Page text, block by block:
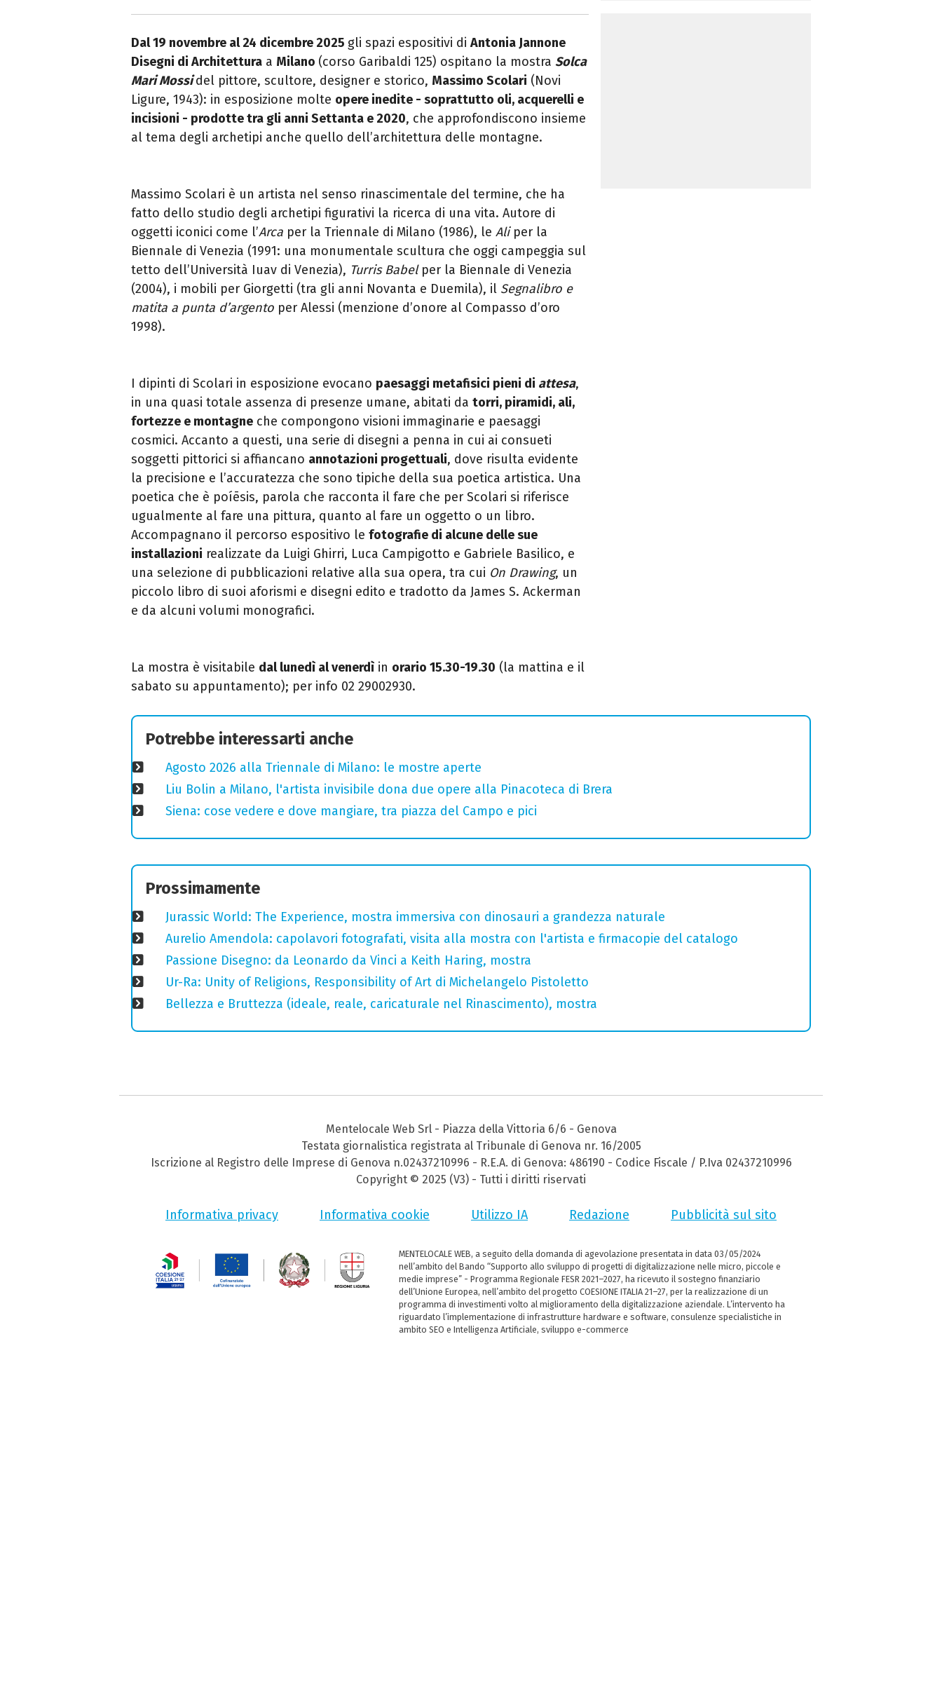
Dal 19 novembre al 24 dicembre 2025 gli spazi espositivi di Antonia Jannone
Disegni di Architettura a Milano (corso Garibaldi 125) ospitano la mostra Solca
Mari Mossidel pittore, scultore, designer e storico, Massimo Scolari (Novi
Ligure, 1943): in esposizione molte opere inedite - soprattutto oli, acquerelli e
incisioni - prodotte tra gli anni Settanta e 2020, che approfondiscono insieme
al tema degli archetipi anche quello dell’architettura delle montagne.
Massimo Scolari è un artista nel senso rinascimentale del termine, che ha
fatto dello studio degli archetipi figurativi la ricerca di una vita. Autore di
oggetti iconici come l’Arca per la Triennale di Milano (1986), le Ali per la
Biennale di Venezia (1991: una monumentale scultura che oggi campeggia sul
tetto dell’Università Iuav di Venezia), Turris Babelper la Biennale di Venezia
(2004), i mobili per Giorgetti (tra gli anni Novanta e Duemila), il Segnalibro e
matita a punta d’argento per Alessi (menzione d’onore al Compasso d’oro
1998).
I dipinti di Scolari in esposizione evocano paesaggi metafisici pieni di attesa,
in una quasi totale assenza di presenze umane, abitati da torri, piramidi, ali,
fortezze e montagne che compongono visioni immaginarie e paesaggi
cosmici. Accanto a questi, una serie di disegni a penna in cui ai consueti
soggetti pittorici si affiancano annotazioni progettuali, dove risulta evidente
la precisione e l’accuratezza che sono tipiche della sua poetica artistica. Una
poetica che è poíēsis, parola che racconta il fare che per Scolari si riferisce
ugualmente al fare una pittura, quanto al fare un oggetto o un libro.
Accompagnano il percorso espositivo le fotografie di alcune delle sue
installazioni realizzate da Luigi Ghirri, Luca Campigotto e Gabriele Basilico, e
una selezione di pubblicazioni relative alla sua opera, tra cui On Drawing, un
piccolo libro di suoi aforismi e disegni edito e tradotto da James S. Ackerman
e da alcuni volumi monografici.
La mostra è visitabile dal lunedì al venerdì in orario 15.30-19.30 (la mattina e il
sabato su appuntamento); per info 02 29002930.
Potrebbe interessarti anche
Agosto 2026 alla Triennale di Milano: le mostre aperte
Liu Bolin a Milano, l'artista invisibile dona due opere alla Pinacoteca di Brera
Siena: cose vedere e dove mangiare, tra piazza del Campo e pici
Prossimamente
Jurassic World: The Experience, mostra immersiva con dinosauri a grandezza naturale
Aurelio Amendola: capolavori fotografati, visita alla mostra con l'artista e firmacopie del catalogo
Passione Disegno: da Leonardo da Vinci a Keith Haring, mostra
Ur-Ra: Unity of Religions, Responsibility of Art di Michelangelo Pistoletto
Bellezza e Bruttezza (ideale, reale, caricaturale nel Rinascimento), mostra
Mentelocale Web Srl - Piazza della Vittoria 6/6 - Genova
Testata giornalistica registrata al Tribunale di Genova nr. 16/2005
Iscrizione al Registro delle Imprese di Genova n.02437210996 - R.E.A. di Genova: 486190 - Codice Fiscale / P.Iva 02437210996
Copyright © 2025 (V3) - Tutti i diritti riservati
Informativa privacy Informativa cookie Utilizzo IA Redazione Pubblicità sul sito
MENTELOCALE WEB, a seguito della domanda di agevolazione presentata in data 03/05/2024
nell’ambito del Bando “Supporto allo sviluppo di progetti di digitalizzazione nelle micro, piccole e
medie imprese” - Programma Regionale FESR 2021–2027, ha ricevuto il sostegno finanziario
dell’Unione Europea, nell’ambito del progetto COESIONE ITALIA 21–27, per la realizzazione di un
programma di investimenti volto al miglioramento della digitalizzazione aziendale. L’intervento ha
riguardato l’implementazione di infrastrutture hardware e software, consulenze specialistiche in
ambito SEO e Intelligenza Artificiale, sviluppo e-commerce